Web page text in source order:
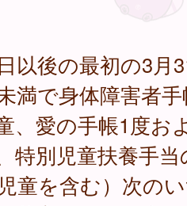
以後の最初の3月
満で身体障害者
、愛の手帳1度お
特別児童扶養手
童を含む）次の